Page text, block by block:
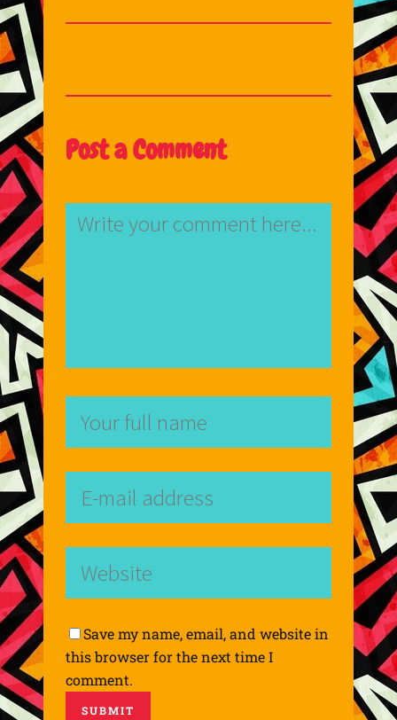
Post a Comment
Save my name, email, and website in
this browser for the next time I
comment.